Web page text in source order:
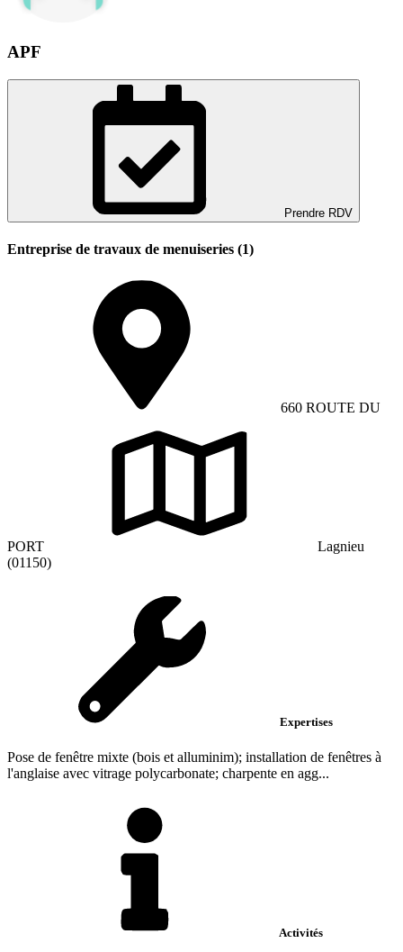
APF
Prendre RDV
Entreprise de travaux de menuiseries (1)
660 ROUTE DU
PORT
Lagnieu
(01150)
Expertises
Pose de fenêtre mixte (bois et alluminim); installation de fenêtres à
l'anglaise avec vitrage polycarbonate; charpente en agg...
Activités